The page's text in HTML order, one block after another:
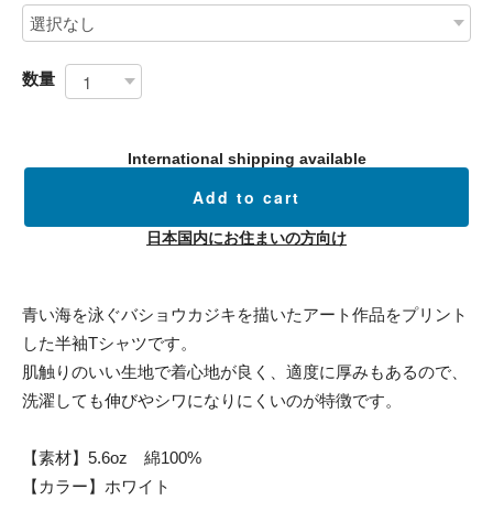
数量
International shipping available
Add to cart
日本国内にお住まいの方向け
青い海を泳ぐバショウカジキを描いたアート作品をプリント
した半袖Tシャツです。
肌触りのいい生地で着心地が良く、適度に厚みもあるので、
洗濯しても伸びやシワになりにくいのが特徴です。
【素材】5.6oz 綿100%
【カラー】ホワイト